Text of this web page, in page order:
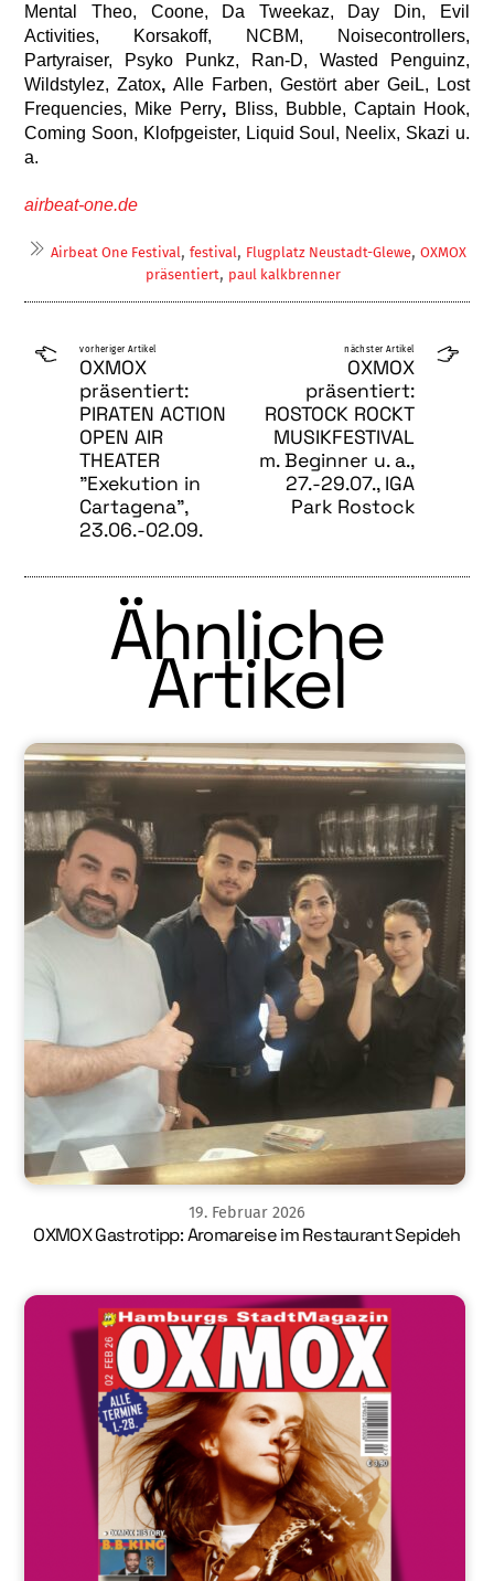
Mental Theo, Coone, Da Tweekaz, Day Din, Evil
Activities, Korsakoff, NCBM, Noisecontrollers,
Partyraiser, Psyko Punkz, Ran-D, Wasted Penguinz,
Wildstylez, Zatox,Alle Farben, Gestört aber GeiL, Lost
Frequencies, Mike Perry, Bliss, Bubble, Captain Hook,
Coming Soon, Klofpgeister, Liquid Soul, Neelix, Skazi u.
a.
airbeat-one.de
Airbeat One Festival, festival, Flugplatz Neustadt-Glewe, OXMOX
präsentiert, paul kalkbrenner
vorheriger Artikel
OXMOX
präsentiert:
PIRATEN ACTION
OPEN AIR
THEATER
"Exekution in
Cartagena",
23.06.-02.09.
nächster Artikel
OXMOX
präsentiert:
ROSTOCK ROCKT
MUSIKFESTIVAL
m. Beginner u. a.,
27.-29.07., IGA
Park Rostock
Ähnliche
Artikel
19. Februar 2026
OXMOX Gastrotipp: Aromareise im Restaurant Sepideh